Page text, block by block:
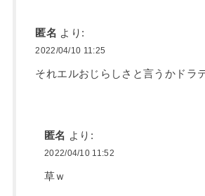
匿名 より:
2022/04/10 11:25
それエルおじらしさと言うかドラ
匿名 より:
2022/04/10 11:52
草ｗ